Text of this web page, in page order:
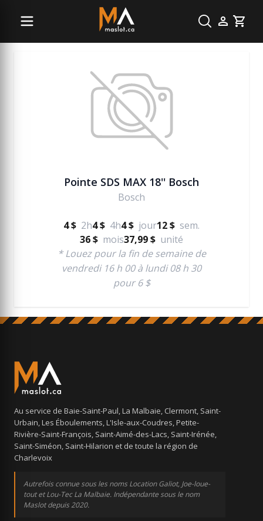
Cart
Vente béton
Pointe SDS MAX 18'' Bosch
Bosch
4 $ 2h4 $ 4h4 $ jour12 $ sem.
36 $ mois37,99 $ unité
* Louez pour la fin de semaine de
vendredi 16 h 00 à lundi 08 h 30
pour 6 $
Au service de Baie-Saint-Paul, La Malbaie, Clermont, Saint-
Urbain, Les Éboulements, L'Isle-aux-Coudres, Petite-
Rivière-Saint-François, Saint-Aimé-des-Lacs, Saint-Irénée,
Saint-Siméon, Saint-Hilarion et de toute la région de
Charlevoix
Autrefois connue sous les noms Location Galiot, Joe-loue-
tout et Lou-Tec La Malbaie. Indépendante sous le nom
Maslot depuis 2020.